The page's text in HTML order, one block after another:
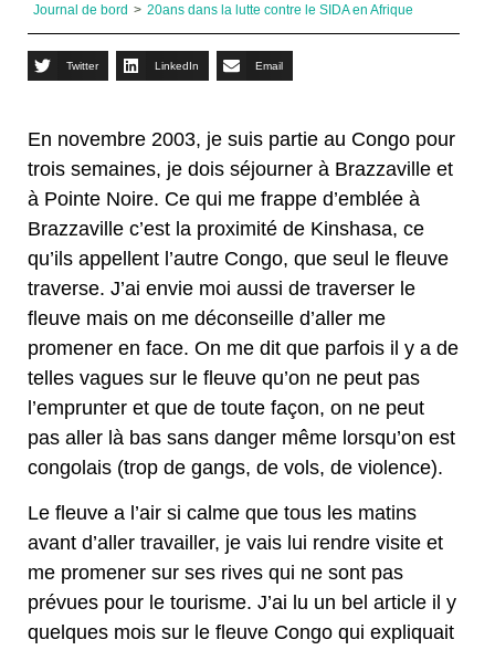
Journal de bord > 20ans dans la lutte contre le SIDA en Afrique
Twitter LinkedIn Email
En novembre 2003, je suis partie au Congo pour
trois semaines, je dois séjourner à Brazzaville et
à Pointe Noire. Ce qui me frappe d’emblée à
Brazzaville c’est la proximité de Kinshasa, ce
qu’ils appellent l’autre Congo, que seul le fleuve
traverse. J’ai envie moi aussi de traverser le
fleuve mais on me déconseille d’aller me
promener en face. On me dit que parfois il y a de
telles vagues sur le fleuve qu’on ne peut pas
l’emprunter et que de toute façon, on ne peut
pas aller là bas sans danger même lorsqu’on est
congolais (trop de gangs, de vols, de violence).
Le fleuve a l’air si calme que tous les matins
avant d’aller travailler, je vais lui rendre visite et
me promener sur ses rives qui ne sont pas
prévues pour le tourisme. J’ai lu un bel article il y
quelques mois sur le fleuve Congo qui expliquait